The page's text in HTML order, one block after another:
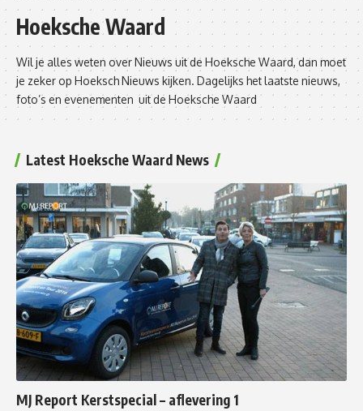
Hoeksche Waard
Wil je alles weten over Nieuws uit de Hoeksche Waard, dan moet
je zeker op Hoeksch Nieuws kijken. Dagelijks het laatste nieuws,
foto’s en evenementen uit de Hoeksche Waard
Latest Hoeksche Waard News
MJ Report Kerstspecial – aflevering 1